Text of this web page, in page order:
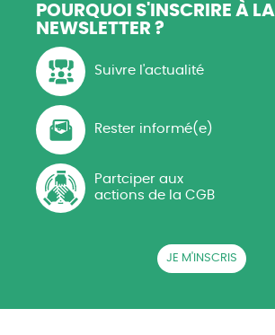
POURQUOI S'INSCRIRE À LA
NEWSLETTER ?
Suivre l'actualité
Rester informé(e)
Partciper aux
actions de la CGB
JE M'INSCRIS